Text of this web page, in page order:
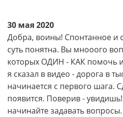
30 мая 2020
Добра, воины! Спонтанное и
суть понятна. Вы мнооого
которых ОДИН - КАК помочь и
я сказал в видео - дорога в
начинается с первого шага.
появится. Поверив -
начинайте задавать